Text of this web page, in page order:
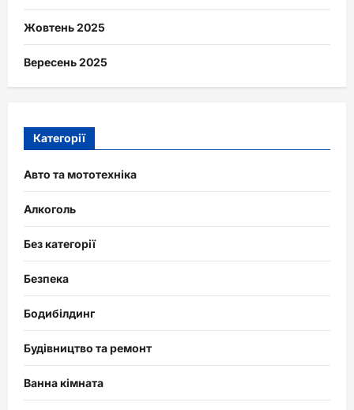
Жовтень 2025
Вересень 2025
Категорії
Авто та мототехніка
Алкоголь
Без категорії
Безпека
Бодибілдинг
Будівництво та ремонт
Ванна кімната